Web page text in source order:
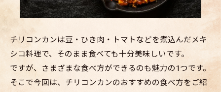
チリコンカンは豆・ひき肉・トマトなどを煮込んだメキ
シコ料理で、そのまま食べても十分美味しいです。
ですが、さまざまな食べ方ができるのも魅力の1つです。
そこで今回は、チリコンカンのおすすめの食べ方をご紹